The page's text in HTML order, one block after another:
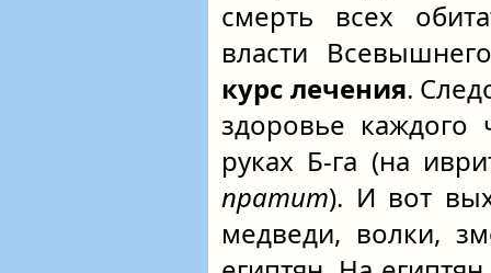
смерть всех
власти
курс лечения.
здоровье
руках Б-га (на
пратит). И вот
медведи, волки,